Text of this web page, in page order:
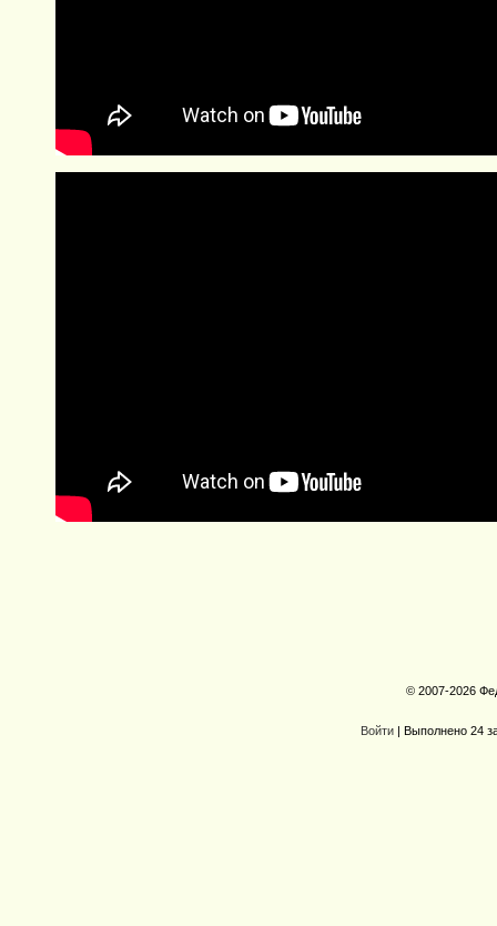
© 2007-2026
Войти| Выполнено 24